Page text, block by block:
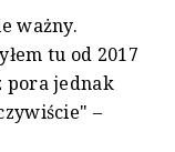
ważny.
tu od 2017
pora jednak
–